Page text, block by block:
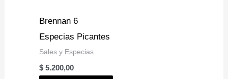
Brennan 6
Especias Picantes
Sales y Especias
$ 5.200,00